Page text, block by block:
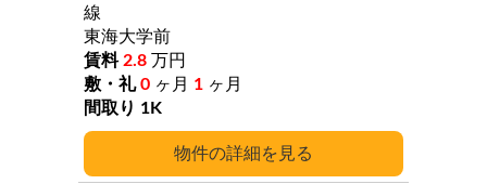
詳細
線
東海大学前
2.8 万円
0 ヶ月 1 ヶ月
1K